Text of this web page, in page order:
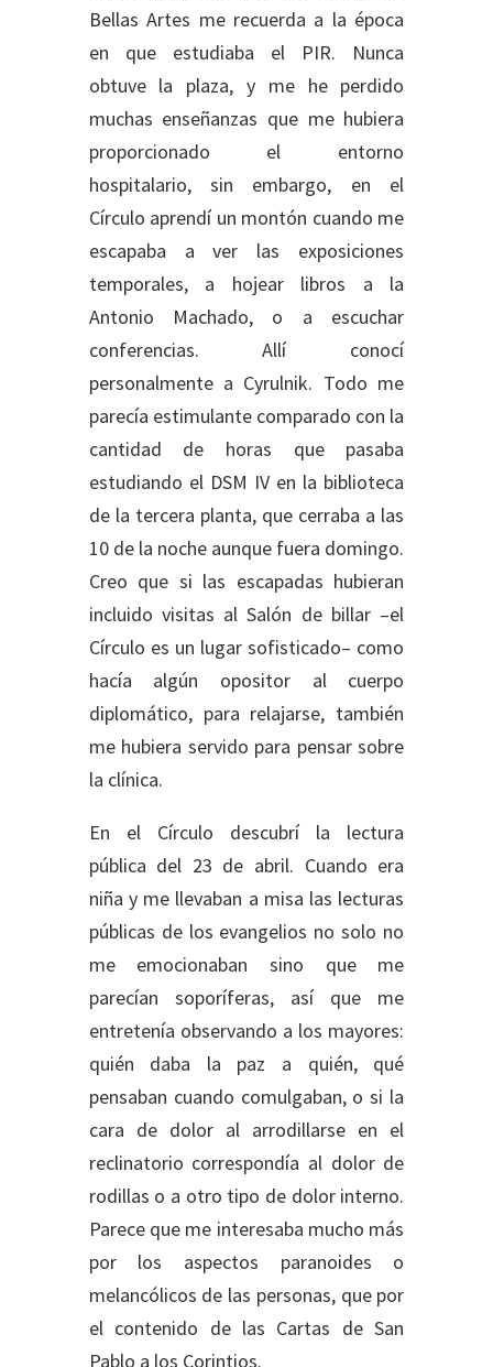
Bellas Artes me recuerda a la época
en que estudiaba el PIR. Nunca
obtuve la plaza, y me he perdido
muchas enseñanzas que me hubiera
proporcionado el entorno
hospitalario, sin embargo, en el
Círculo aprendí un montón cuando me
escapaba a ver las exposiciones
temporales, a hojear libros a la
Antonio Machado, o a escuchar
conferencias. Allí conocí
personalmente a Cyrulnik. Todo me
parecía estimulante comparado con la
cantidad de horas que pasaba
estudiando el DSM IV en la biblioteca
de la tercera planta, que cerraba a las
10 de la noche aunque fuera domingo.
Creo que si las escapadas hubieran
incluido visitas al Salón de billar –el
Círculo es un lugar sofisticado– como
hacía algún opositor al cuerpo
diplomático, para relajarse, también
me hubiera servido para pensar sobre
la clínica.
En el Círculo descubrí la lectura
pública del 23 de abril. Cuando era
niña y me llevaban a misa las lecturas
públicas de los evangelios no solo no
me emocionaban sino que me
parecían soporíferas, así que me
entretenía observando a los mayores:
quién daba la paz a quién, qué
pensaban cuando comulgaban, o si la
cara de dolor al arrodillarse en el
reclinatorio correspondía al dolor de
rodillas o a otro tipo de dolor interno.
Parece que me interesaba mucho más
por los aspectos paranoides o
melancólicos de las personas, que por
el contenido de las Cartas de San
Pablo a los Corintios.